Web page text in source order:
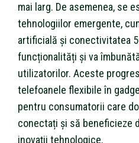
mai larg. De asemenea, se
tehnologiilor emergente,
artificială și conectivitatea
funcționalități și va
utilizatorilor. Aceste
telefoanele flexibile în
pentru consumatorii care
conectați și să beneficieze
inovații tehnologice.